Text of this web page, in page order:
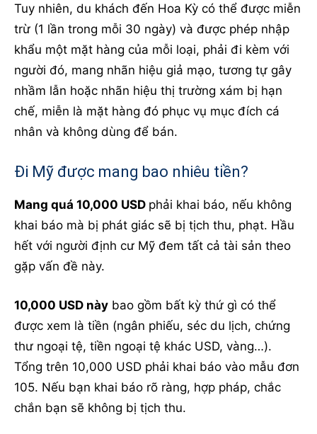
Tuy nhiên, du khách đến Hoa Kỳ có thể được miễn
trừ (1 lần trong mỗi 30 ngày) và được phép nhập
khẩu một mặt hàng của mỗi loại, phải đi kèm với
người đó, mang nhãn hiệu giả mạo, tương tự gây
nhầm lẫn hoặc nhãn hiệu thị trường xám bị hạn
chế, miễn là mặt hàng đó phục vụ mục đích cá
nhân và không dùng để bán.
Đi Mỹ được mang bao nhiêu tiền?
Mang quá 10,000 USD phải khai báo, nếu không
khai báo mà bị phát giác sẽ bị tịch thu, phạt. Hầu
hết với người định cư Mỹ đem tất cả tài sản theo
gặp vấn đề này.
10,000 USD này bao gồm bất kỳ thứ gì có thể
được xem là tiền (ngân phiếu, séc du lịch, chứng
thư ngoại tệ, tiền ngoại tệ khác USD, vàng…).
Tổng trên 10,000 USD phải khai báo vào mẫu đơn
105. Nếu bạn khai báo rõ ràng, hợp pháp, chắc
chắn bạn sẽ không bị tịch thu.